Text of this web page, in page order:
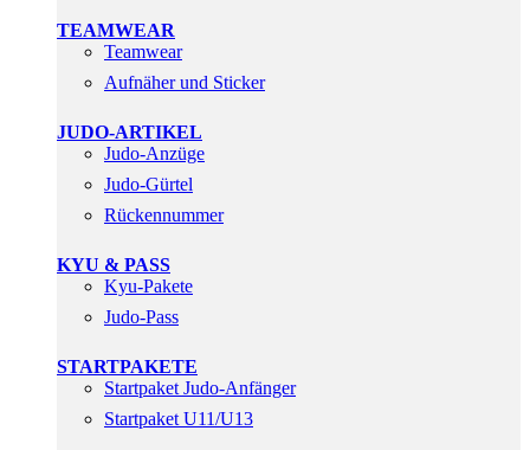
TEAMWEAR
Teamwear
Aufnäher und Sticker
JUDO-ARTIKEL
Judo-Anzüge
Judo-Gürtel
Rückennummer
KYU & PASS
Kyu-Pakete
Judo-Pass
STARTPAKETE
Startpaket Judo-Anfänger
Startpaket U11/U13